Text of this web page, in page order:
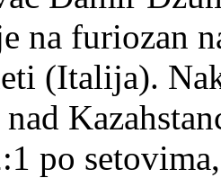
na furiozan
(Italija).
po